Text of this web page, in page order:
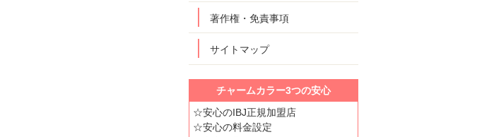
著作権・免責事項
サイトマップ
チャームカラー3つの安心
☆安心のIBJ正規加盟店
☆安心の料金設定